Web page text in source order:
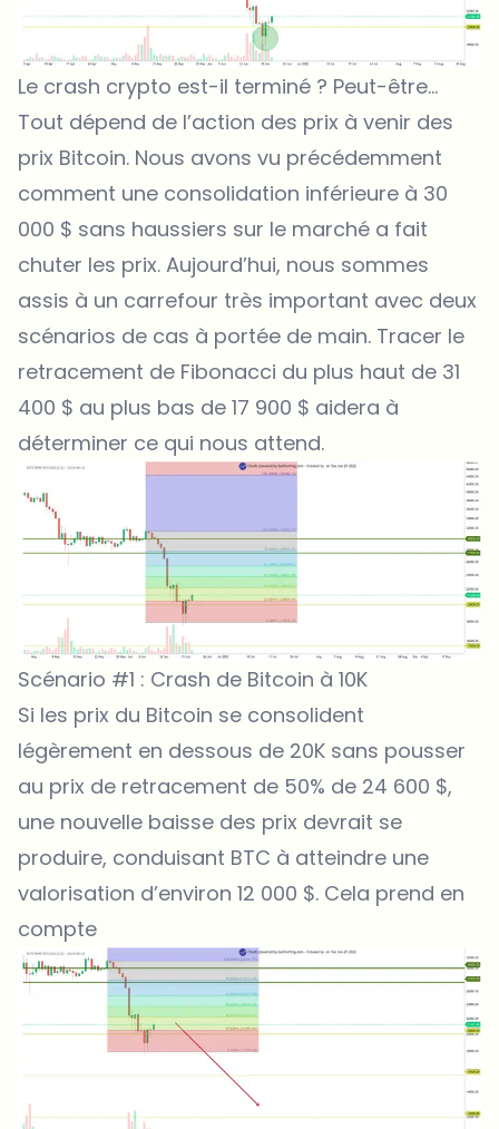
Le crash crypto est-il terminé ? Peut-être…
Tout dépend de l’action des prix à venir des
prix Bitcoin. Nous avons vu précédemment
comment une consolidation inférieure à 30
000 $ sans haussiers sur le marché a fait
chuter les prix. Aujourd’hui, nous sommes
assis à un carrefour très important avec deux
scénarios de cas à portée de main. Tracer le
retracement de Fibonacci du plus haut de 31
400 $ au plus bas de 17 900 $ aidera à
déterminer ce qui nous attend.
Scénario #1 : Crash de Bitcoin à 10K
Si les prix du Bitcoin se consolident
légèrement en dessous de 20K sans pousser
au prix de retracement de 50% de 24 600 $,
une nouvelle baisse des prix devrait se
produire, conduisant BTC à atteindre une
valorisation d’environ 12 000 $. Cela prend en
compte